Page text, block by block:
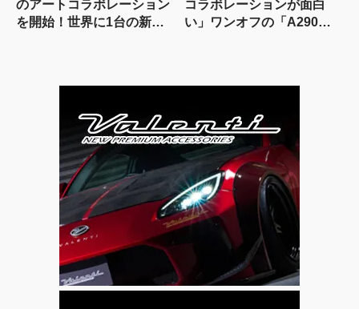
のアートコラボレーション
を開始！世界に1台の新型
コラボレーションが面白
い」ワンオフの「A290